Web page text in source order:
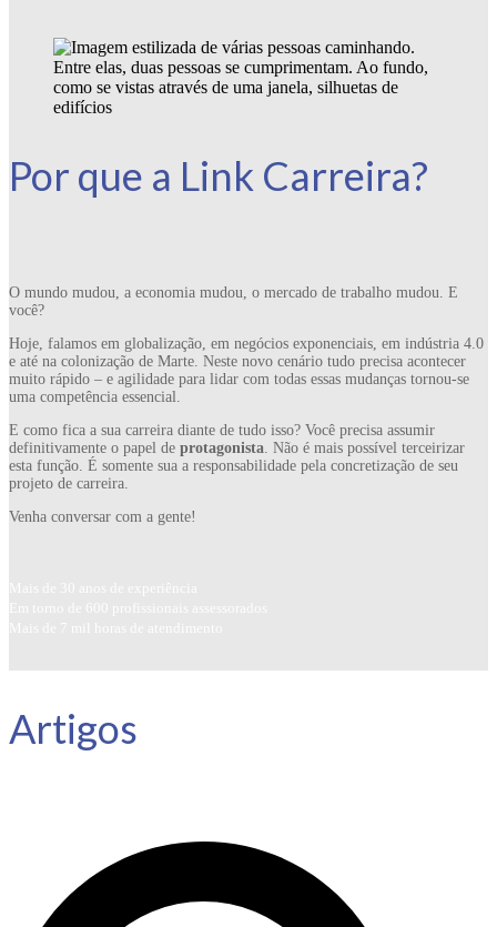
Por que a Link Carreira?
O mundo mudou, a economia mudou, o mercado de trabalho mudou. E
você?
Hoje, falamos em globalização, em negócios exponenciais, em indústria 4.0
e até na colonização de Marte. Neste novo cenário tudo precisa acontecer
muito rápido – e agilidade para lidar com todas essas mudanças tornou-se
uma competência essencial.
E como fica a sua carreira diante de tudo isso? Você precisa assumir
definitivamente o papel de protagonista. Não é mais possível terceirizar
esta função. É somente sua a responsabilidade pela concretização de seu
projeto de carreira.
Venha conversar com a gente!
Artigos